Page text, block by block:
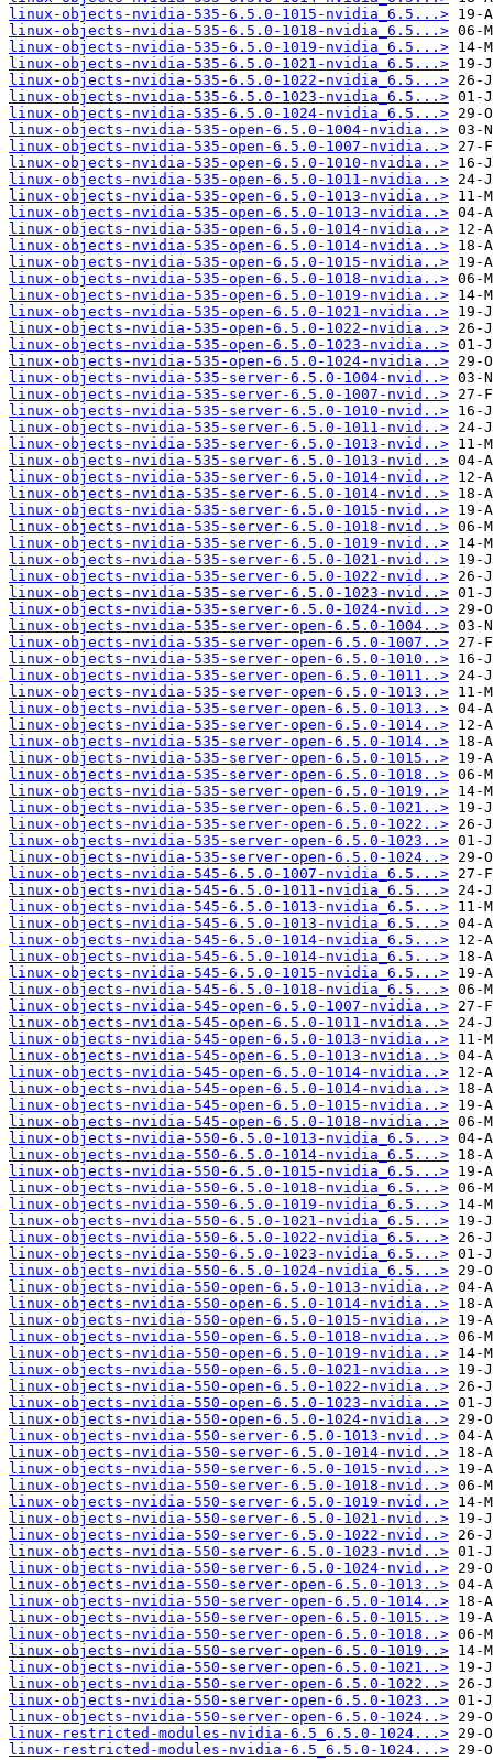
linux-objects-nvidia-535-6.5.0-1015-nvidia_6.5...>
linux-objects-nvidia-535-6.5.0-1018-nvidia_6.5...>
linux-objects-nvidia-535-6.5.0-1019-nvidia_6.5...>
linux-objects-nvidia-535-6.5.0-1021-nvidia_6.5...>
linux-objects-nvidia-535-6.5.0-1022-nvidia_6.5...>
linux-objects-nvidia-535-6.5.0-1023-nvidia_6.5...>
linux-objects-nvidia-535-6.5.0-1024-nvidia_6.5...>
linux-objects-nvidia-535-open-6.5.0-1004-nvidia..>
linux-objects-nvidia-535-open-6.5.0-1007-nvidia..>
linux-objects-nvidia-535-open-6.5.0-1010-nvidia..>
linux-objects-nvidia-535-open-6.5.0-1011-nvidia..>
linux-objects-nvidia-535-open-6.5.0-1013-nvidia..>
linux-objects-nvidia-535-open-6.5.0-1013-nvidia..>
linux-objects-nvidia-535-open-6.5.0-1014-nvidia..>
linux-objects-nvidia-535-open-6.5.0-1014-nvidia..>
linux-objects-nvidia-535-open-6.5.0-1015-nvidia..>
linux-objects-nvidia-535-open-6.5.0-1018-nvidia..>
linux-objects-nvidia-535-open-6.5.0-1019-nvidia..>
linux-objects-nvidia-535-open-6.5.0-1021-nvidia..>
linux-objects-nvidia-535-open-6.5.0-1022-nvidia..>
linux-objects-nvidia-535-open-6.5.0-1023-nvidia..>
linux-objects-nvidia-535-open-6.5.0-1024-nvidia..>
linux-objects-nvidia-535-server-6.5.0-1004-nvid..>
linux-objects-nvidia-535-server-6.5.0-1007-nvid..>
linux-objects-nvidia-535-server-6.5.0-1010-nvid..>
linux-objects-nvidia-535-server-6.5.0-1011-nvid..>
linux-objects-nvidia-535-server-6.5.0-1013-nvid..>
linux-objects-nvidia-535-server-6.5.0-1013-nvid..>
linux-objects-nvidia-535-server-6.5.0-1014-nvid..>
linux-objects-nvidia-535-server-6.5.0-1014-nvid..>
linux-objects-nvidia-535-server-6.5.0-1015-nvid..>
linux-objects-nvidia-535-server-6.5.0-1018-nvid..>
linux-objects-nvidia-535-server-6.5.0-1019-nvid..>
linux-objects-nvidia-535-server-6.5.0-1021-nvid..>
linux-objects-nvidia-535-server-6.5.0-1022-nvid..>
linux-objects-nvidia-535-server-6.5.0-1023-nvid..>
linux-objects-nvidia-535-server-6.5.0-1024-nvid..>
linux-objects-nvidia-535-server-open-6.5.0-1004..>
linux-objects-nvidia-535-server-open-6.5.0-1007..>
linux-objects-nvidia-535-server-open-6.5.0-1010..>
linux-objects-nvidia-535-server-open-6.5.0-1011..>
linux-objects-nvidia-535-server-open-6.5.0-1013..>
linux-objects-nvidia-535-server-open-6.5.0-1013..>
linux-objects-nvidia-535-server-open-6.5.0-1014..>
linux-objects-nvidia-535-server-open-6.5.0-1014..>
linux-objects-nvidia-535-server-open-6.5.0-1015..>
linux-objects-nvidia-535-server-open-6.5.0-1018..>
linux-objects-nvidia-535-server-open-6.5.0-1019..>
linux-objects-nvidia-535-server-open-6.5.0-1021..>
linux-objects-nvidia-535-server-open-6.5.0-1022..>
linux-objects-nvidia-535-server-open-6.5.0-1023..>
linux-objects-nvidia-535-server-open-6.5.0-1024..>
linux-objects-nvidia-545-6.5.0-1007-nvidia_6.5...>
linux-objects-nvidia-545-6.5.0-1011-nvidia_6.5...>
linux-objects-nvidia-545-6.5.0-1013-nvidia_6.5...>
linux-objects-nvidia-545-6.5.0-1013-nvidia_6.5...>
linux-objects-nvidia-545-6.5.0-1014-nvidia_6.5...>
linux-objects-nvidia-545-6.5.0-1014-nvidia_6.5...>
linux-objects-nvidia-545-6.5.0-1015-nvidia_6.5...>
linux-objects-nvidia-545-6.5.0-1018-nvidia_6.5...>
linux-objects-nvidia-545-open-6.5.0-1007-nvidia..>
linux-objects-nvidia-545-open-6.5.0-1011-nvidia..>
linux-objects-nvidia-545-open-6.5.0-1013-nvidia..>
linux-objects-nvidia-545-open-6.5.0-1013-nvidia..>
linux-objects-nvidia-545-open-6.5.0-1014-nvidia..>
linux-objects-nvidia-545-open-6.5.0-1014-nvidia..>
linux-objects-nvidia-545-open-6.5.0-1015-nvidia..>
linux-objects-nvidia-545-open-6.5.0-1018-nvidia..>
linux-objects-nvidia-550-6.5.0-1013-nvidia_6.5...>
linux-objects-nvidia-550-6.5.0-1014-nvidia_6.5...>
linux-objects-nvidia-550-6.5.0-1015-nvidia_6.5...>
linux-objects-nvidia-550-6.5.0-1018-nvidia_6.5...>
linux-objects-nvidia-550-6.5.0-1019-nvidia_6.5...>
linux-objects-nvidia-550-6.5.0-1021-nvidia_6.5...>
linux-objects-nvidia-550-6.5.0-1022-nvidia_6.5...>
linux-objects-nvidia-550-6.5.0-1023-nvidia_6.5...>
linux-objects-nvidia-550-6.5.0-1024-nvidia_6.5...>
linux-objects-nvidia-550-open-6.5.0-1013-nvidia..>
linux-objects-nvidia-550-open-6.5.0-1014-nvidia..>
linux-objects-nvidia-550-open-6.5.0-1015-nvidia..>
linux-objects-nvidia-550-open-6.5.0-1018-nvidia..>
linux-objects-nvidia-550-open-6.5.0-1019-nvidia..>
linux-objects-nvidia-550-open-6.5.0-1021-nvidia..>
linux-objects-nvidia-550-open-6.5.0-1022-nvidia..>
linux-objects-nvidia-550-open-6.5.0-1023-nvidia..>
linux-objects-nvidia-550-open-6.5.0-1024-nvidia..>
linux-objects-nvidia-550-server-6.5.0-1013-nvid..>
linux-objects-nvidia-550-server-6.5.0-1014-nvid..>
linux-objects-nvidia-550-server-6.5.0-1015-nvid..>
linux-objects-nvidia-550-server-6.5.0-1018-nvid..>
linux-objects-nvidia-550-server-6.5.0-1019-nvid..>
linux-objects-nvidia-550-server-6.5.0-1021-nvid..>
linux-objects-nvidia-550-server-6.5.0-1022-nvid..>
linux-objects-nvidia-550-server-6.5.0-1023-nvid..>
linux-objects-nvidia-550-server-6.5.0-1024-nvid..>
linux-objects-nvidia-550-server-open-6.5.0-1013..>
linux-objects-nvidia-550-server-open-6.5.0-1014..>
linux-objects-nvidia-550-server-open-6.5.0-1015..>
linux-objects-nvidia-550-server-open-6.5.0-1018..>
linux-objects-nvidia-550-server-open-6.5.0-1019..>
linux-objects-nvidia-550-server-open-6.5.0-1021..>
linux-objects-nvidia-550-server-open-6.5.0-1022..>
linux-objects-nvidia-550-server-open-6.5.0-1023..>
linux-objects-nvidia-550-server-open-6.5.0-1024..>
linux-restricted-modules-nvidia-6.5_6.5.0-1024...>
linux-restricted-modules-nvidia-6.5_6.5.0-1024...>